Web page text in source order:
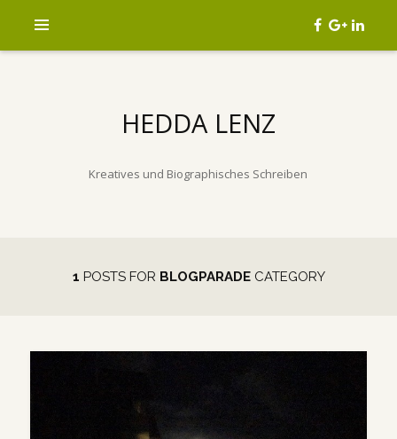
HEDDA LENZ
Kreatives und Biographisches Schreiben
1 POSTS FOR BLOGPARADECATEGORY